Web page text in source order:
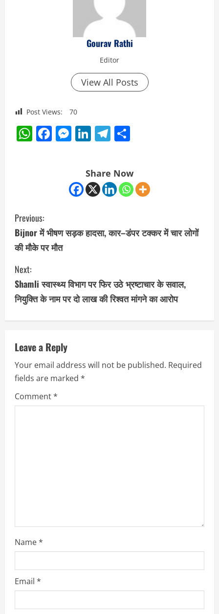
Gourav Rathi
Editor
View All Posts
Post Views: 70
WhatsApp
Facebook
Messenger
LinkedIn
Telegram
Share Now
C
o
n
t
i
n
e
R
e
Previous:
Bijnor में भीषण सड़क हादसा, कार–डंपर टक्कर में चार लोगों
की मौके पर मौत
Next:
Shamli स्वास्थ्य विभाग पर फिर उठे भ्रष्टाचार के सवाल,
नियुक्ति के नाम पर दो लाख की रिश्वत मांगने का आरोप
Leave a Reply
Your email address will not be published. Required
fields are marked *
Comment*
Name*
Email *